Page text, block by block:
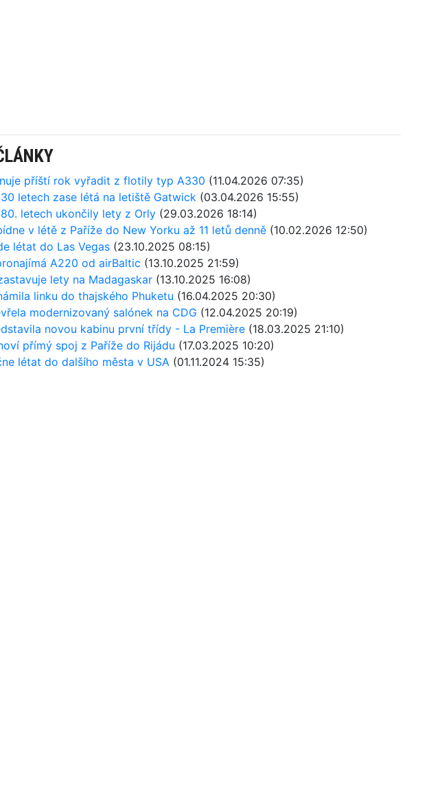
příští rok vyřadit z flotily typ A330 (11.04.2026 07:35)
letech zase létá na letiště Gatwick (03.04.2026 15:55)
letech ukončily lety z Orly (29.03.2026 18:14)
v létě z Paříže do New Yorku až 11 letů denně (10.02.2026 12:50)
létat do Las Vegas (23.10.2025 08:15)
A220 od airBaltic (13.10.2025 21:59)
lety na Madagaskar (13.10.2025 16:08)
linku do thajského Phuketu (16.04.2025 20:30)
modernizovaný salónek na CDG (12.04.2025 20:19)
novou kabinu první třídy - La Première (18.03.2025 21:10)
přímý spoj z Paříže do Rijádu (17.03.2025 10:20)
létat do dalšího města v USA (01.11.2024 15:35)